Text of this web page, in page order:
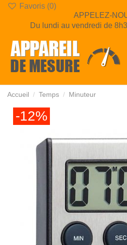
Favoris (0)
APPELEZ-
Du lundi au vendredi de
Accueil Temps Minuteur
-12%